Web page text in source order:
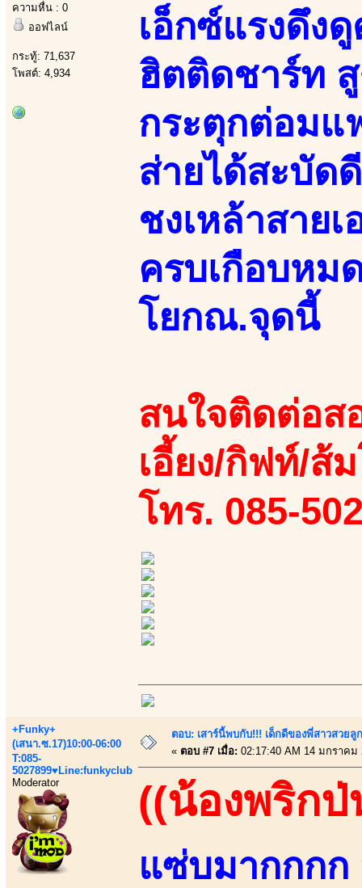
ความหื่น : 0
ออฟไลน์
กระทู้: 71,637
โพสต์: 4,934
เอ็กซ์แรงดึง
ฮิตติดชาร์ท
กระตุกต่อมแ
ส่ายได้สะบัด
ชงเหล้าสาย
ครบเกือบหม
โยกณ.จุดนี้
สนใจติดต่อส
เอี้ยง/กิฟท์/ส้
โทร. 085-
+Funky+
(เสนา.ซ.17)10:00-06:00
T:085-
5027899♥Line:funkyclub
Moderator
ตอบ: เสาร์นี้พบกับ!!! เด็กดีของพี่สาวสวยลู
« ตอบ #7 เมื่อ: 02:17:40 AM 14 มกราคม
((น้องพริกป่
แซ่บมากกกก